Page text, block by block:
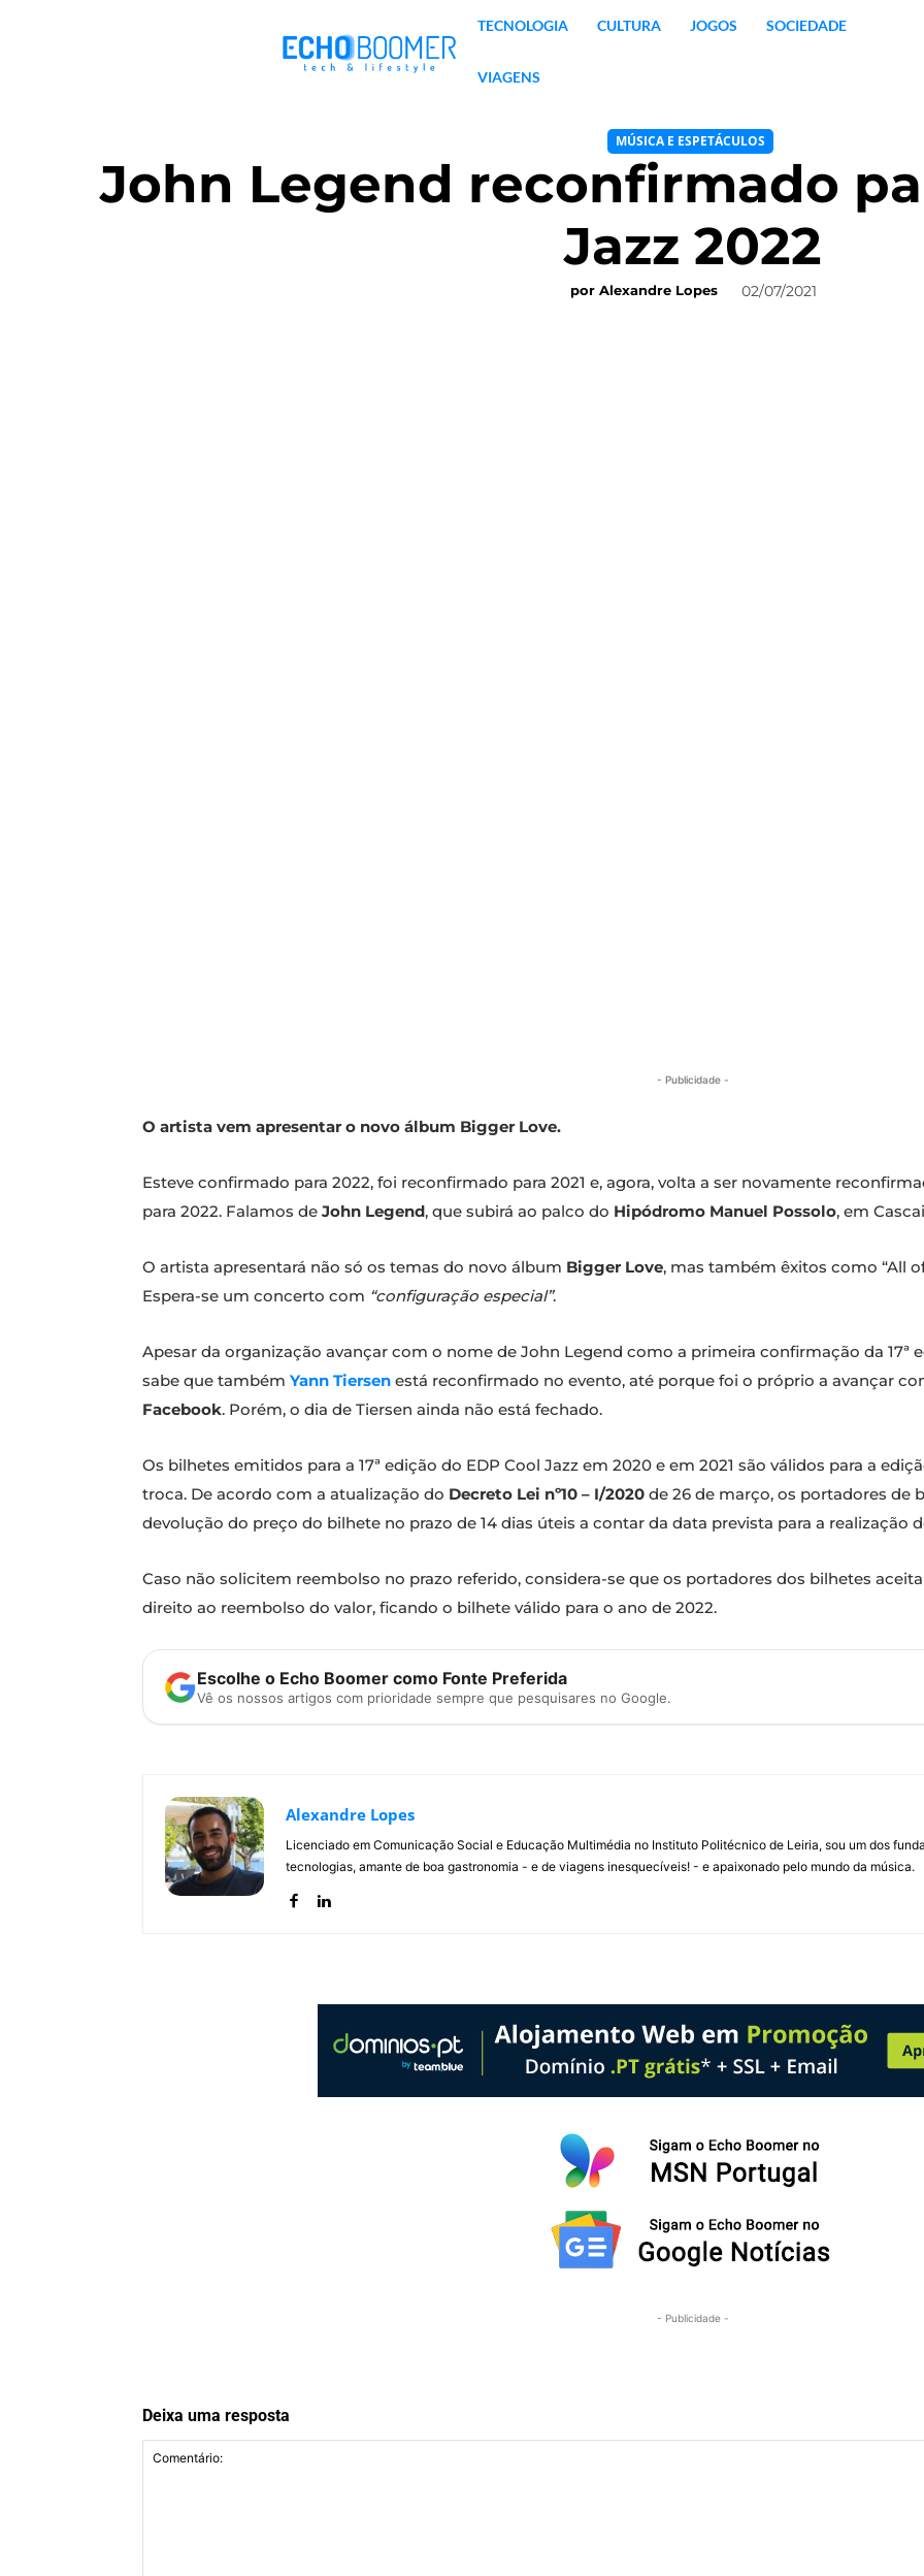
TECNOLOGIA CULTURA JOGOS SOCIEDADE
VIAGENS
MÚSICA E ESPETÁCULOS
John Legend reconfirmado
Jazz 2022
por Alexandre Lopes 02/07/2021
- Publicidade -
O artista vem apresentar o novo álbum Bigger Love.
Esteve confirmado para 2022, foi reconfirmado para 2021 e, agora, volta a ser novamente
para 2022. Falamos de John Legend, que subirá ao palco do Hipódromo Manuel Possolo, em
O artista apresentará não só os temas do novo álbum Bigger Love, mas também êxitos como “All
Espera-se um concerto com “configuração especial”.
Apesar da organização avançar com o nome de John Legend como a primeira confirmação da 17ª
sabe que também Yann Tiersen está reconfirmado no evento, até porque foi o próprio a avançar
Facebook. Porém, o dia de Tiersen ainda não está fechado.
Os bilhetes emitidos para a 17ª edição do EDP Cool Jazz em 2020 e em 2021 são válidos para a
troca. De acordo com a atualização do Decreto Lei nº10 – I/2020 de 26 de março, os portadores de
devolução do preço do bilhete no prazo de 14 dias úteis a contar da data prevista para a realização
Caso não solicitem reembolso no prazo referido, considera-se que os portadores dos bilhetes
direito ao reembolso do valor, ficando o bilhete válido para o ano de 2022.
Escolhe o Echo Boomer como Fonte Preferida
Vê os nossos artigos com prioridade sempre que pesquisares no Google.
Alexandre Lopes
Licenciado em Comunicação Social e Educação Multimédia no Instituto Politécnico de Leiria, sou um dos
tecnologias, amante de boa gastronomia - e de viagens inesquecíveis! - e apaixonado pelo mundo da música.
- Publicidade -
Deixa uma resposta